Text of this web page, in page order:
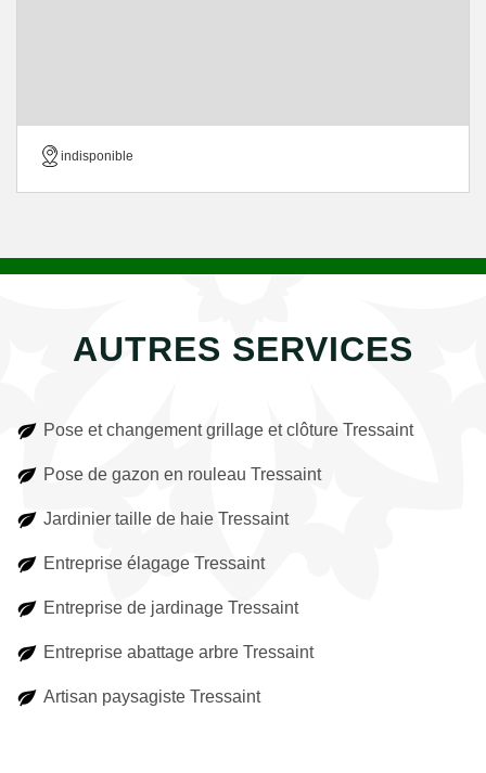
indisponible
AUTRES SERVICES
Pose et changement grillage et clôture Tressaint
Pose de gazon en rouleau Tressaint
Jardinier taille de haie Tressaint
Entreprise élagage Tressaint
Entreprise de jardinage Tressaint
Entreprise abattage arbre Tressaint
Artisan paysagiste Tressaint